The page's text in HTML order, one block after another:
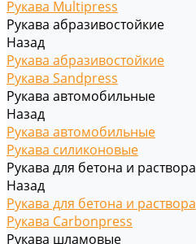
Рукава Multipress
Рукава абразивостойкие
Назад
Рукава абразивостойкие
Рукава Sandpress
Рукава автомобильные
Назад
Рукава автомобильные
Рукава силиконовые
Рукава для бетона и раствора
Назад
Рукава для бетона и раствора
Рукава Carbonpress
Рукава шламовые